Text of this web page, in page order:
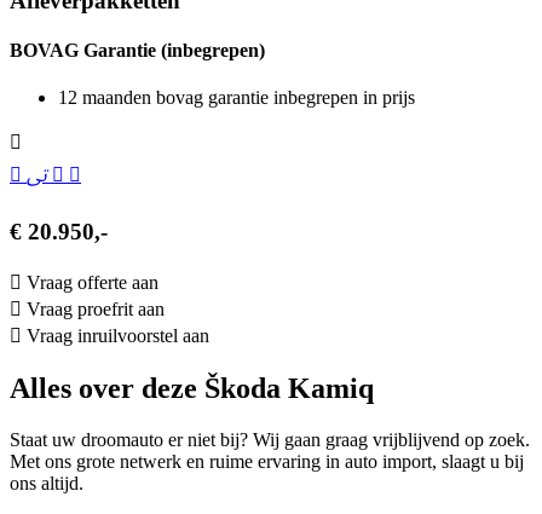
BOVAG Garantie (inbegrepen)
12 maanden bovag garantie inbegrepen in prijs
€ 20.950,-
Vraag offerte aan
Vraag proefrit aan
Vraag inruilvoorstel aan
Alles over deze Škoda Kamiq
Staat uw droomauto er niet bij? Wij gaan graag vrijblijvend op zoek.
Met ons grote netwerk en ruime ervaring in auto import, slaagt u bij
ons altijd.